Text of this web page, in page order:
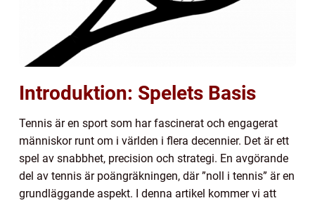
Introduktion: Spelets Basis
Tennis är en sport som har fascinerat och engagerat
människor runt om i världen i flera decennier. Det är ett
spel av snabbhet, precision och strategi. En avgörande
del av tennis är poängräkningen, där ”noll i tennis” är en
grundläggande aspekt. I denna artikel kommer vi att